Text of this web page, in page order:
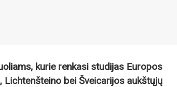
kurie renkasi studijas Europos
Lichtenšteino bei Šveicarijos aukštųjų